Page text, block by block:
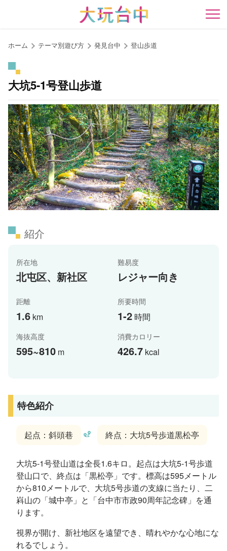
開
ホーム テーマ別遊び方 発見台中 登山歩道
大坑5-1号登山歩道
紹介
所在地
北屯区、新社区
難易度
レジャー向き
距離
1.6 km
所要時間
1-2 時間
海抜高度
595~810 m
消費カロリー
426.7 kcal
特色紹介
起点：斜頭巷 終点：大坑5号歩道黒松亭
大坑5-1号登山道は全長1.6キロ。起点は大坑5-1号歩道
登山口で、終点は「黒松亭」です。標高は595メートル
から810メートルで、大坑5号歩道の支線に当たり、二
嵙山の「城中亭」と「台中市市政90周年記念碑」を通
ります。
視界が開け、新社地区を遠望でき、晴れやかな心地にな
れるでしょう。